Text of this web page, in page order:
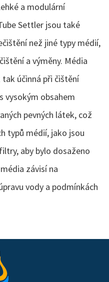
a modulární
Settler jsou také
než jiné typy médií,
a výměny. Média
účinná při čištění
vysokým obsahem
pevných látek, což
typů médií, jako jsou
aby bylo dosaženo
závisí na
vody a podmínkách